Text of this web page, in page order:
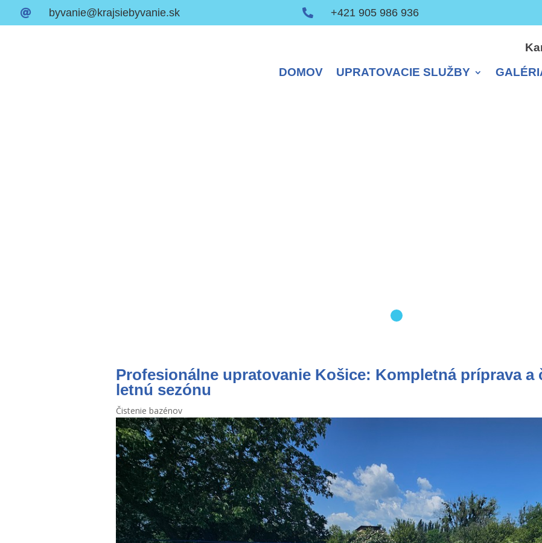
 byvanie@krajsiebyvanie.sk  +421 905 986 936
DOMOV
UPRATOVACIE SLUŽBY
Profesionálne upratovanie Košice: Kompletná príprava a
letnú sezónu
Čistenie bazénov